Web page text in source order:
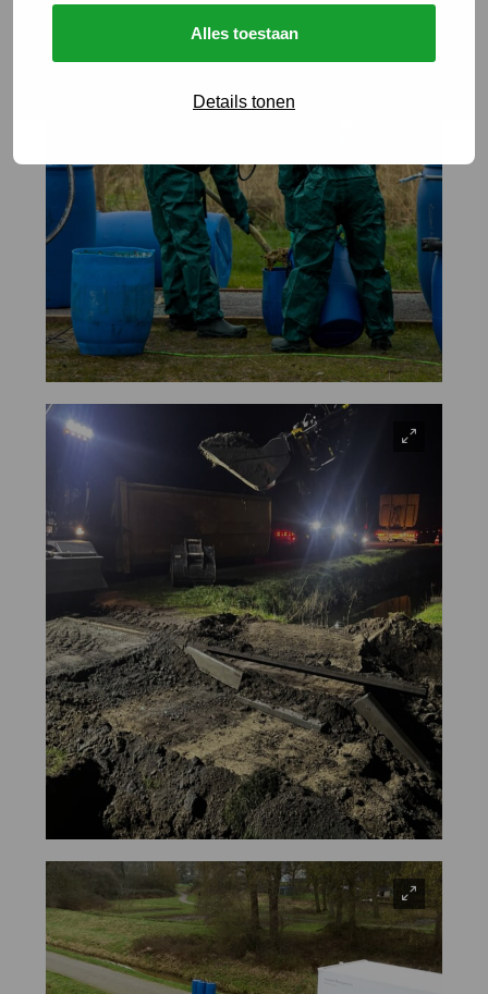
Alles toestaan
Details tonen